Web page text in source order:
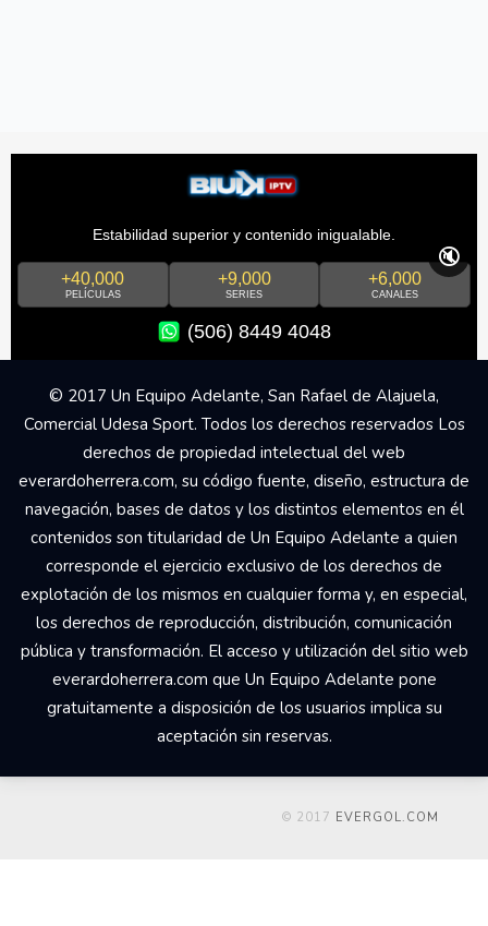
Estabilidad superior y contenido inigualable.
+40,000
PELÍCULAS
+9,000
SERIES
+6,000
CANALES
(506) 8449 4048
🔇
© 2017 Un Equipo Adelante, San Rafael de Alajuela,
Comercial Udesa Sport. Todos los derechos reservados Los
derechos de propiedad intelectual del web
everardoherrera.com, su código fuente, diseño, estructura de
navegación, bases de datos y los distintos elementos en él
contenidos son titularidad de Un Equipo Adelante a quien
corresponde el ejercicio exclusivo de los derechos de
explotación de los mismos en cualquier forma y, en especial,
los derechos de reproducción, distribución, comunicación
pública y transformación. El acceso y utilización del sitio web
everardoherrera.com que Un Equipo Adelante pone
gratuitamente a disposición de los usuarios implica su
aceptación sin reservas.
© 2017 EVERGOL.COM